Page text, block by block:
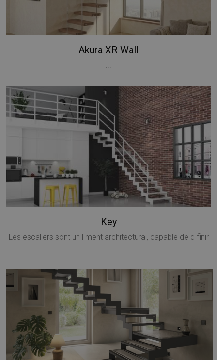
Akura XR Wall
...
Key
Les escaliers sont un l ment architectural, capable de d finir
l...